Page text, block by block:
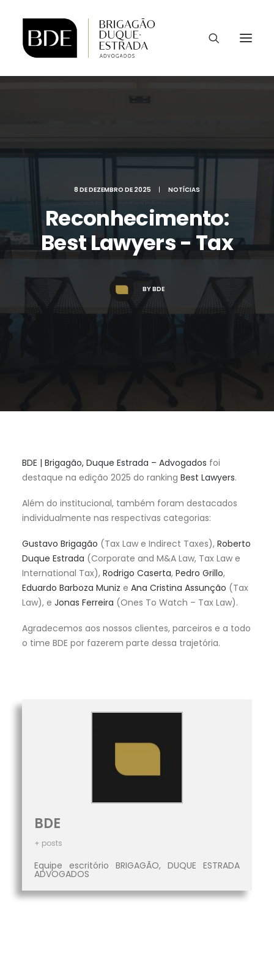
8 DE DEZEMBRO DE 2025 | NOTÍCIAS
Reconhecimento:
Best Lawyers - Tax
BYBDE
BDE | Brigagão, Duque Estrada – Advogados foi
destaque na edição 2025 do ranking Best Lawyers.
Além do institucional, também foram destacados
individualmente nas respectivas categorias:
Gustavo Brigagão (Tax Law e Indirect Taxes), Roberto
Duque Estrada (Corporate and M&A Law, Tax Law e
International Tax), Rodrigo Caserta, Pedro Grillo,
Eduardo Barboza Muniz e Ana Cristina Assunção (Tax
Law), e Jonas Ferreira (Ones To Watch – Tax Law).
Agradecemos aos nossos clientes, parceiros e a todo
o time BDE por fazerem parte dessa trajetória.
BDE
+ posts
Equipe escritório BRIGAGÃO, DUQUE ESTRADA
ADVOGADOS